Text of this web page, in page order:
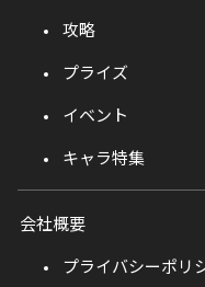
攻略
プライズ
イベント
キャラ特集
会社概要
プライバシーポリ